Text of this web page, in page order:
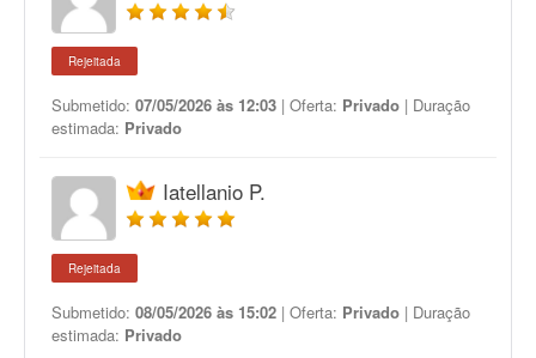
Rejeitada
Submetido: 07/05/2026 às 12:03 | Oferta: Privado | Duração
estimada: Privado
Iatellanio P.
Rejeitada
Submetido: 08/05/2026 às 15:02 | Oferta: Privado | Duração
estimada: Privado